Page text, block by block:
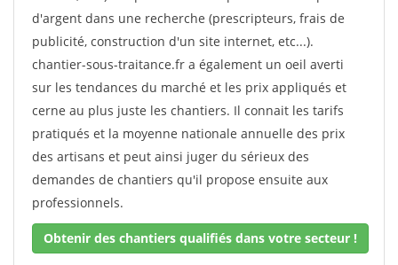
d'argent dans une recherche (prescripteurs, frais de
publicité, construction d'un site internet, etc...).
chantier-sous-traitance.fr a également un oeil averti
sur les tendances du marché et les prix appliqués et
cerne au plus juste les chantiers. Il connait les tarifs
pratiqués et la moyenne nationale annuelle des prix
des artisans et peut ainsi juger du sérieux des
demandes de chantiers qu'il propose ensuite aux
professionnels.
Obtenir des chantiers qualifiés dans votre secteur !